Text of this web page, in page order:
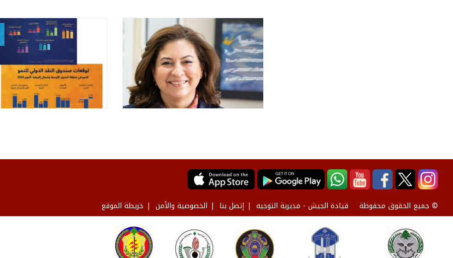
© جميع الحقوق محفوظة قيادة الجيش - مديرية التوجيه إتصل بنا الخصوصية والأمن خريطة الموقع